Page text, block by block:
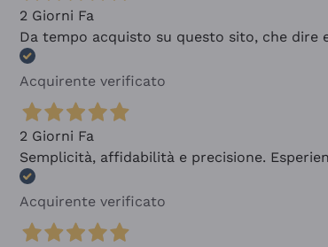
2 Giorni Fa
Da tempo acquisto su questo sito, che dire
Acquirente verificato
2 Giorni Fa
Semplicità, affidabilità e precisione.
Acquirente verificato